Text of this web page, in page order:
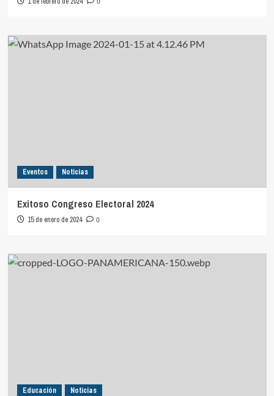
Eventos Noticias
Exitoso Congreso Electoral 2024
15 de enero de 2024 0
Educación Noticias